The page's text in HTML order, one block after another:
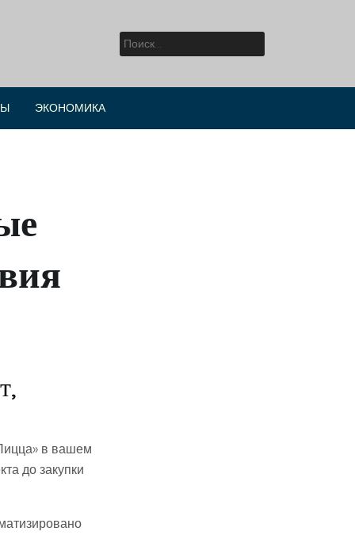
Найти:
ЭКОНОМИКА
в вашем
до закупки